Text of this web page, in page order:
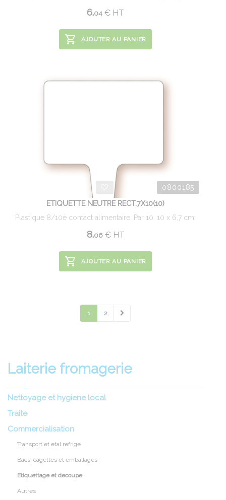
6.04 € HT
AJOUTER AU PANIER
0800185
ETIQUETTE NEUTRE RECT.7X10(10)
Plastique 8/10è contact alimentaire. Par 10. 10 x 6,7 cm.
8.06 €HT
AJOUTER AU PANIER
1 2
Laiterie fromagerie
Nettoyage et hygiene local
Traite
Commercialisation
Transport et etal refrige
Bacs, cagettes et emballages
Etiquettage et decoupe
Autres